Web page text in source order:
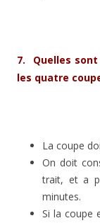
7. Quelles
les quatre
La coupe
On doit
trait, et a
minutes.
Si la coupe